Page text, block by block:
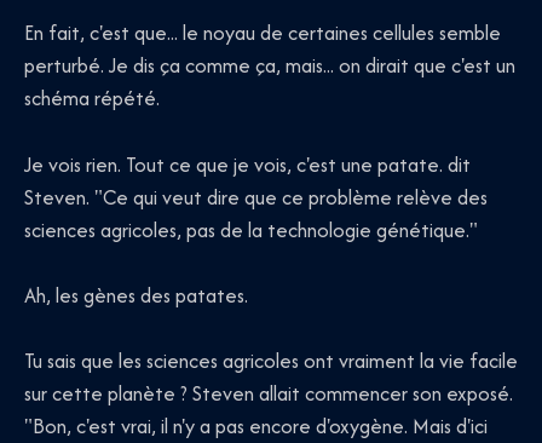
En fait, c'est que... le noyau de certaines cellules semble
perturbé. Je dis ça comme ça, mais... on dirait que c'est un
schéma répété.
Je vois rien. Tout ce que je vois, c'est une patate. dit
Steven. "Ce qui veut dire que ce problème relève des
sciences agricoles, pas de la technologie génétique."
Ah, les gènes des patates.
Tu sais que les sciences agricoles ont vraiment la vie facile
sur cette planète ? Steven allait commencer son exposé.
"Bon, c'est vrai, il n'y a pas encore d'oxygène. Mais d'ici